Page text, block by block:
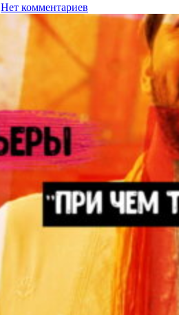
Нет комментариев